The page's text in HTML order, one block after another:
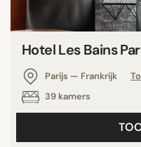
Hotel Les Bains
Parijs — Frankrijk
39 kamers